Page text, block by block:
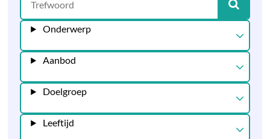
Onderwerp
Aanbod
Doelgroep
Leeftijd